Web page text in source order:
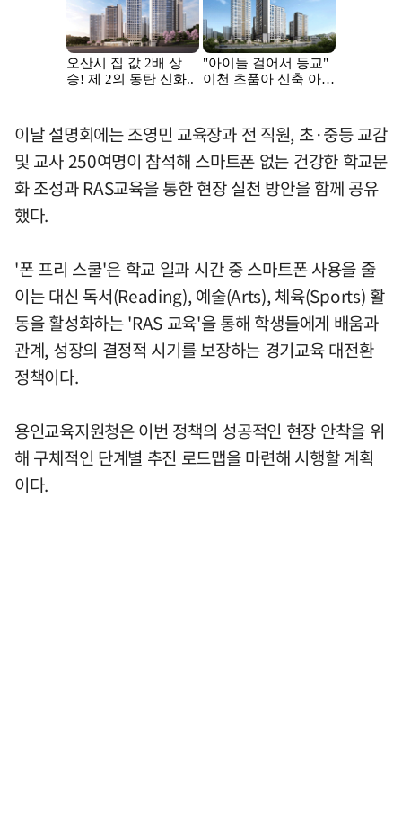
이날 설명회에는 조영민 교육장과 전 직원, 초·중등 교감
및 교사 250여명이 참석해 스마트폰 없는 건강한 학교문
화 조성과 RAS교육을 통한 현장 실천 방안을 함께 공유
했다.
'폰 프리 스쿨'은 학교 일과 시간 중 스마트폰 사용을 줄
이는 대신 독서(Reading), 예술(Arts), 체육(Sports) 활
동을 활성화하는 'RAS 교육'을 통해 학생들에게 배움과
관계, 성장의 결정적 시기를 보장하는 경기교육 대전환
정책이다.
용인교육지원청은 이번 정책의 성공적인 현장 안착을 위
해 구체적인 단계별 추진 로드맵을 마련해 시행할 계획
이다.